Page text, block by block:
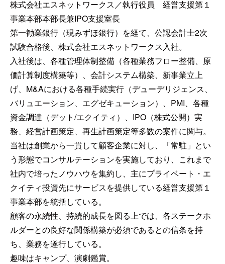
株式会社エスネットワークス／執行役員 経営支援第１
事業本部本部長兼IPO支援室長
第一勧業銀行（現みずほ銀行）を経て、公認会計士2次
試験合格後、株式会社エスネットワークス入社。
入社後は、各種管理体制整備（各種業務フロー整備、原
価計算制度構築等）、会計システム構築、新事業立上
げ、M&Aにおける各種手続実行（デューデリジェンス、
バリュエーション、エグゼキューション）、PMI、各種
資金調達（デット/エクイティ）、IPO（株式公開）実
務、経営計画策定、再生計画策定等多数の案件に関与。
当社は創業から一貫して顧客企業に対し、「常駐」とい
う形態でコンサルテーションを実施しており、これまで
社内で培ったノウハウを集約し、主にプライベート・エ
クイティ投資先にサービスを提供している経営支援第１
事業本部を統括している。
顧客の永続性、持続的成長を図る上では、各ステークホ
ルダーとの良好な関係構築が必須であるとの信条を持
ち、業務を遂行している。
趣味はキャンプ、演劇鑑賞。